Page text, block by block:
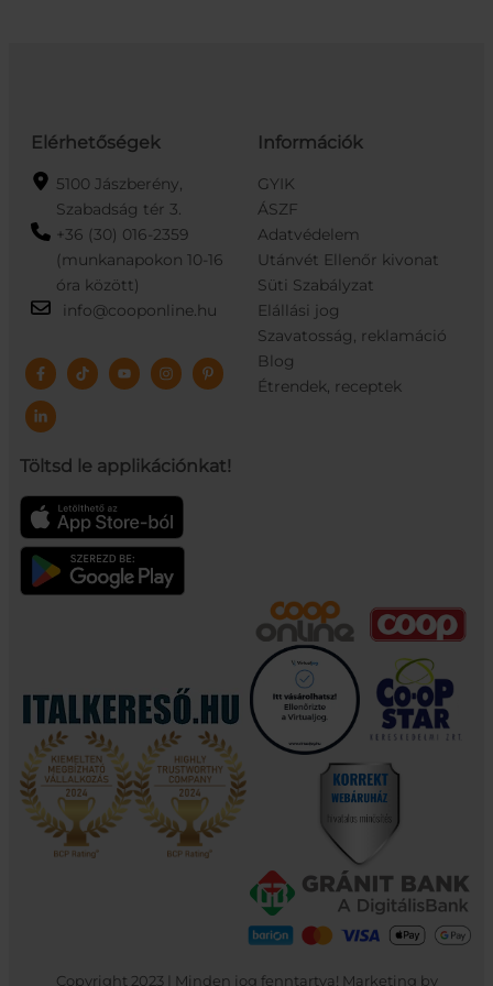
Elérhetőségek
5100 Jászberény,
Szabadság tér 3.
+36 (30) 016-2359
(munkanapokon 10-16
óra között)
info@cooponline.hu
Töltsd le applikációnkat!
Információk
GYIK
ÁSZF
Adatvédelem
Utánvét Ellenőr kivonat
Süti Szabályzat
Elállási jog
Szavatosság, reklamáció
Blog
Étrendek, receptek
Copyright 2023 | Minden jog fenntartva! Marketing by